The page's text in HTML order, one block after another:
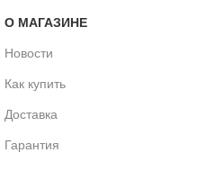
О МАГАЗИНЕ
Новости
Как купить
Доставка
Гарантия